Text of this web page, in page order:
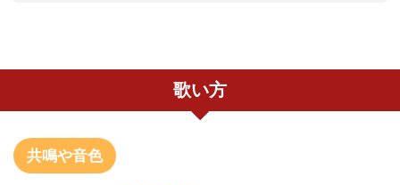
歌い方
共鳴や音色